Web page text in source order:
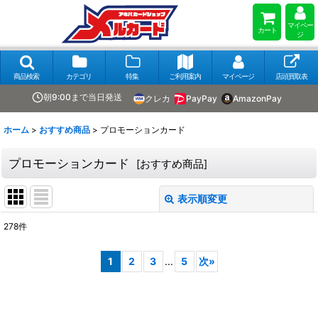
カート
マイペー
ジ
商品検索 カテゴリ 特集 ご利用案内 マイページ 店頭買取表
朝9:00まで当日発送 クレカ PayPay AmazonPay
ホーム > おすすめ商品 > プロモーションカード
プロモーションカード [おすすめ商品]
表示順変更
278件
1 2 3 ... 5 次»